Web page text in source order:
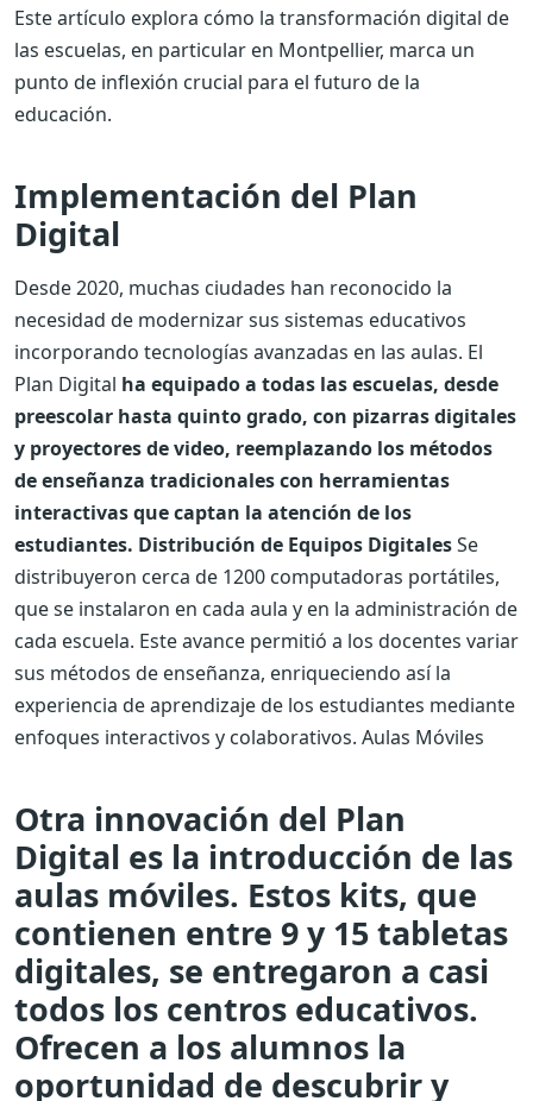
Este artículo explora cómo la transformación digital de
las escuelas, en particular en Montpellier, marca un
punto de inflexión crucial para el futuro de la
educación.
Implementación del Plan
Digital
Desde 2020, muchas ciudades han reconocido la
necesidad de modernizar sus sistemas educativos
incorporando tecnologías avanzadas en las aulas. El
Plan Digital ha equipado a todas las escuelas, desde
preescolar hasta quinto grado, con pizarras digitales
y proyectores de video, reemplazando los métodos
de enseñanza tradicionales con herramientas
interactivas que captan la atención de los
estudiantes. Distribución de Equipos DigitalesSe
distribuyeron cerca de 1200 computadoras portátiles,
que se instalaron en cada aula y en la administración de
cada escuela. Este avance permitió a los docentes variar
sus métodos de enseñanza, enriqueciendo así la
experiencia de aprendizaje de los estudiantes mediante
enfoques interactivos y colaborativos. Aulas Móviles
Otra innovación del Plan
Digital es la introducción de las
aulas móviles. Estos kits, que
contienen entre 9 y 15 tabletas
digitales, se entregaron a casi
todos los centros educativos.
Ofrecen a los alumnos la
oportunidad de descubrir y